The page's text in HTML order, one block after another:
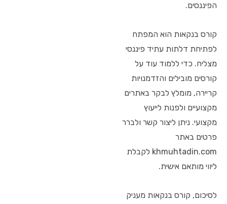
הפיננסים.
קורס בנקאות הוא המפתח
לפתיחת דלתות עתיד פיננסי
מצליח. כדי ללמוד עוד על
קורסים מובילים והזדמנויות
קריירה, מומלץ לבקר באתרים
מקצועיים ולפנות לייעוץ
מקצועי. ניתן ליצור קשר ולברר
פרטים באתר
khmuhtadin.com לקבלת
ליווי מותאם אישית.
לסיכום, קורס בנקאות מעניק